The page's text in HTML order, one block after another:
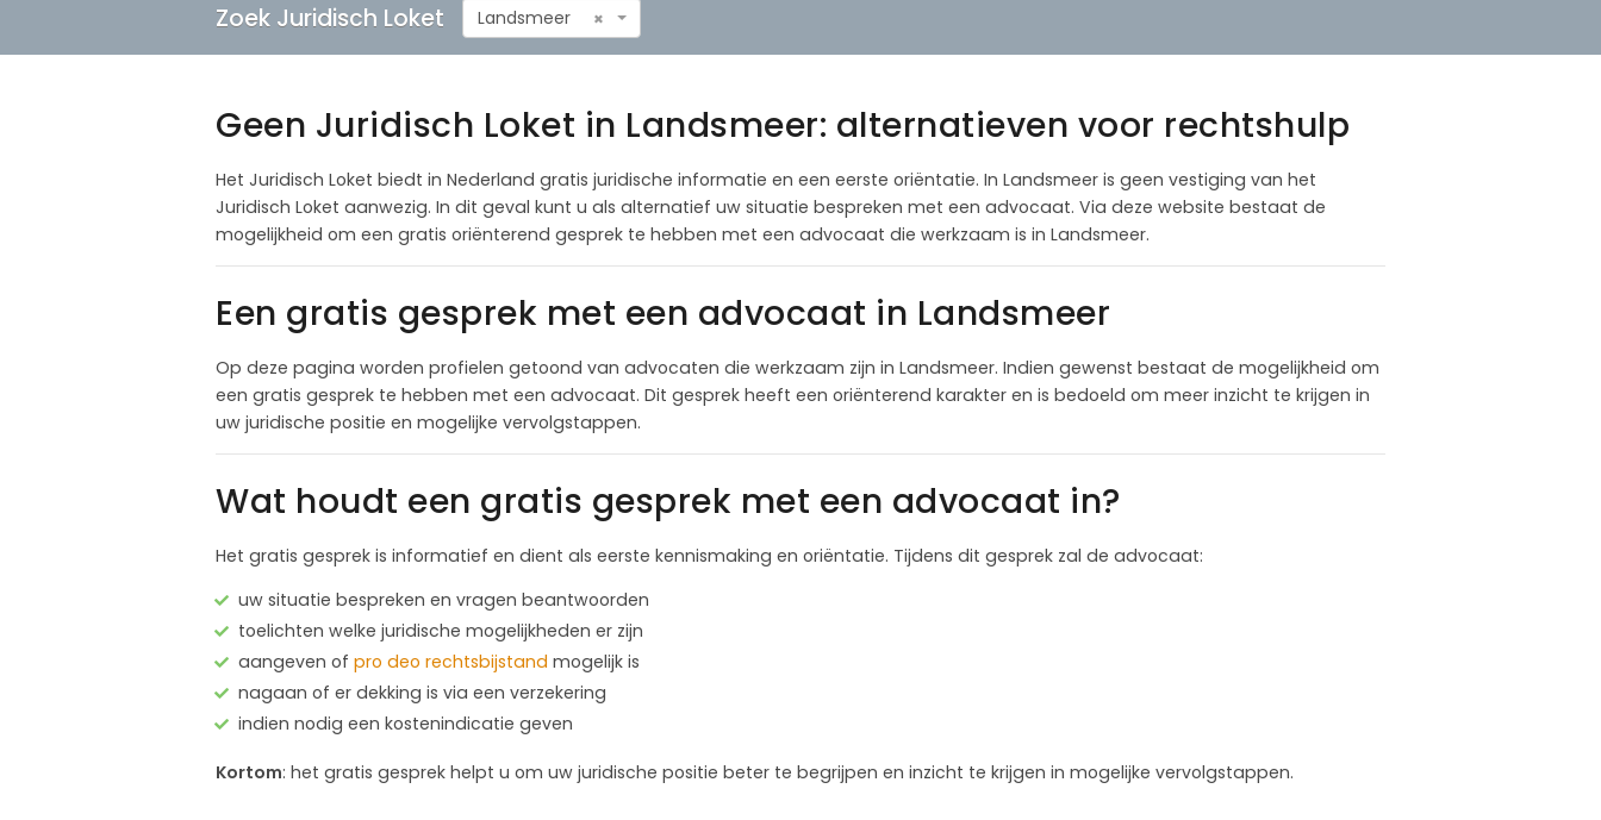
Zoek Juridisch Loket ×
Landsmeer
Geen Juridisch Loket in Landsmeer: alternatieven voor rechtshulp
Het Juridisch Loket biedt in Nederland gratis juridische informatie en een eerste oriëntatie. In Landsmeer is geen vestiging van het
Juridisch Loket aanwezig. In dit geval kunt u als alternatief uw situatie bespreken met een advocaat. Via deze website bestaat de
mogelijkheid om een gratis oriënterend gesprek te hebben met een advocaat die werkzaam is in Landsmeer.
Een gratis gesprek met een advocaat in Landsmeer
Op deze pagina worden profielen getoond van advocaten die werkzaam zijn in Landsmeer. Indien gewenst bestaat de mogelijkheid om
een gratis gesprek te hebben met een advocaat. Dit gesprek heeft een oriënterend karakter en is bedoeld om meer inzicht te krijgen in
uw juridische positie en mogelijke vervolgstappen.
Wat houdt een gratis gesprek met een advocaat in?
Het gratis gesprek is informatief en dient als eerste kennismaking en oriëntatie. Tijdens dit gesprek zal de advocaat:
uw situatie bespreken en vragen beantwoorden
toelichten welke juridische mogelijkheden er zijn
aangeven of pro deo rechtsbijstand mogelijk is
nagaan of er dekking is via een verzekering
indien nodig een kostenindicatie geven
Kortom: het gratis gesprek helpt u om uw juridische positie beter te begrijpen en inzicht te krijgen in mogelijke vervolgstappen.